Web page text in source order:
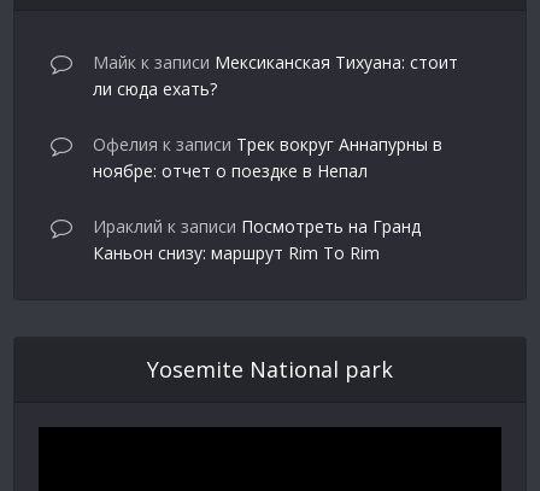
Майк к записи Мексиканская Тихуана: стоит
ли сюда ехать?
Офелия к записи Трек вокруг Аннапурны в
ноябре: отчет о поездке в Непал
Ираклий к записи Посмотреть на Гранд
Каньон снизу: маршрут Rim To Rim
Yosemite National park